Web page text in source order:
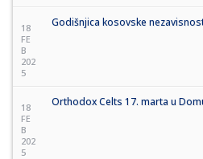
18
FE
B
202
5
Godišnjica kosovske
18
FE
B
202
5
Orthodox Celts 17. marta u